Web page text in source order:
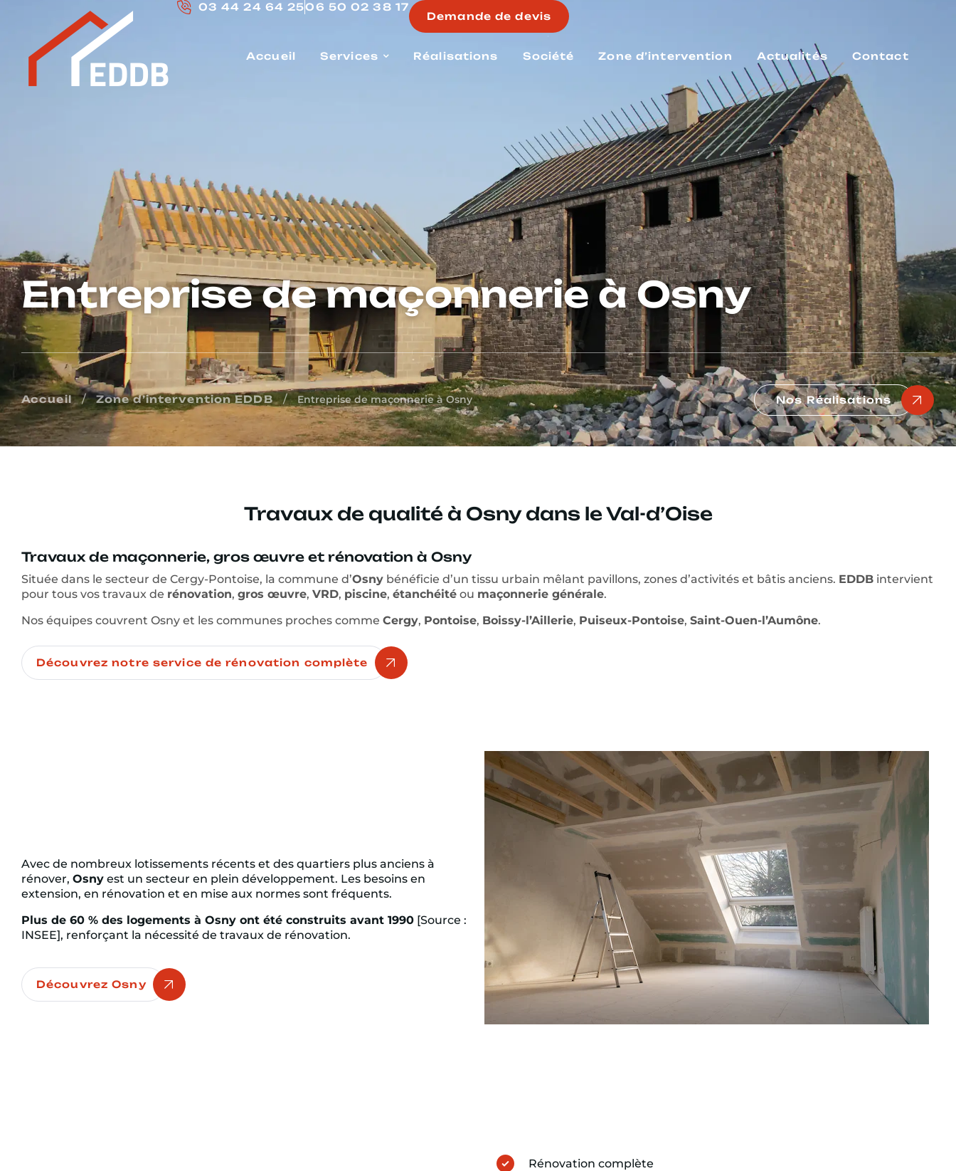
03 44 24 64 2506 50 02 38 17
Demande de devis
Accueil Services Réalisations Société Zone d’intervention Actualités Contact
Entreprise de maçonnerie à Osny
Accueil / Zone d’intervention EDDB / Entreprise de maçonnerie à Osny Nos Réalisations
Travaux de qualité à Osny dans le Val-d’Oise
Travaux de maçonnerie, gros œuvre et rénovation à Osny
Située dans le secteur de Cergy-Pontoise, la commune d’Osny bénéficie d’un tissu urbain mêlant pavillons, zones d’activités et bâtis anciens. EDDB intervient
pour tous vos travaux de rénovation, gros œuvre, VRD, piscine, étanchéité ou maçonnerie générale.
Nos équipes couvrent Osny et les communes proches comme Cergy, Pontoise, Boissy-l’Aillerie, Puiseux-Pontoise, Saint-Ouen-l’Aumône.
Découvrez notre service de rénovation complète
Avec de nombreux lotissements récents et des quartiers plus anciens à
rénover, Osny est un secteur en plein développement. Les besoins en
extension, en rénovation et en mise aux normes sont fréquents.
Plus de 60 % des logements à Osny ont été construits avant 1990 [Source :
INSEE], renforçant la nécessité de travaux de rénovation.
Découvrez Osny
Rénovation complète